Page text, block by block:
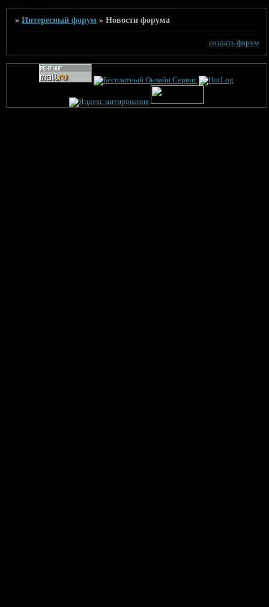
»Интересный форум »Новости форума
создать форум